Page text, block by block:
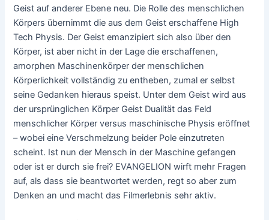
Geist auf anderer Ebene neu. Die Rolle des menschlichen
Körpers übernimmt die aus dem Geist erschaffene High
Tech Physis. Der Geist emanzipiert sich also über den
Körper, ist aber nicht in der Lage die erschaffenen,
amorphen Maschinenkörper der menschlichen
Körperlichkeit vollständig zu entheben, zumal er selbst
seine Gedanken hieraus speist. Unter dem Geist wird aus
der ursprünglichen Körper Geist Dualität das Feld
menschlicher Körper versus maschinische Physis eröffnet
– wobei eine Verschmelzung beider Pole einzutreten
scheint. Ist nun der Mensch in der Maschine gefangen
oder ist er durch sie frei? EVANGELION wirft mehr Fragen
auf, als dass sie beantwortet werden, regt so aber zum
Denken an und macht das Filmerlebnis sehr aktiv.